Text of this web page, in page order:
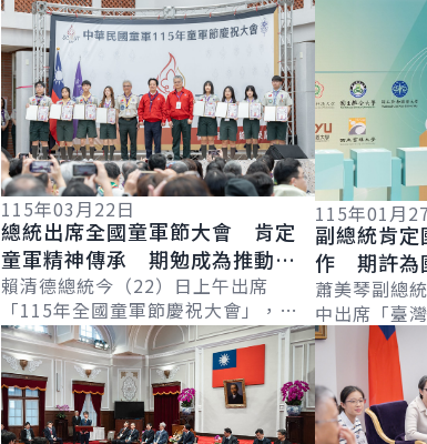
115年03月22日
總統出席全國童軍節大會 肯定
童軍精神傳承 期勉成為推動國
際交流及公共外交的重要軟實力
賴清德總統今（22）日上午出席
「115年全國童軍節慶祝大會」，肯
定童軍運動傳承日行一善、服務社會
精神，並成功爭取「2029年世界羅浮
大會」在...
115年01月
副總統肯
作 期許為
人才
蕭美琴副總
中出席「臺
共榮合作典
須打破校際
合，協助...
詳細內容 詳細內容